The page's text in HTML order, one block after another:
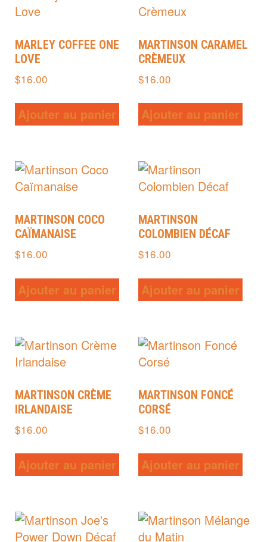
MARLEY COFFEE ONE
LOVE
$16.00
Ajouter au panier
MARTINSON CARAMEL
CRÈMEUX
$16.00
Ajouter au panier
MARTINSON COCO
CAÏMANAISE
$16.00
Ajouter au panier
MARTINSON
COLOMBIEN DÉCAF
$16.00
Ajouter au panier
MARTINSON CRÈME
IRLANDAISE
$16.00
Ajouter au panier
MARTINSON FONCÉ
CORSÉ
$16.00
Ajouter au panier